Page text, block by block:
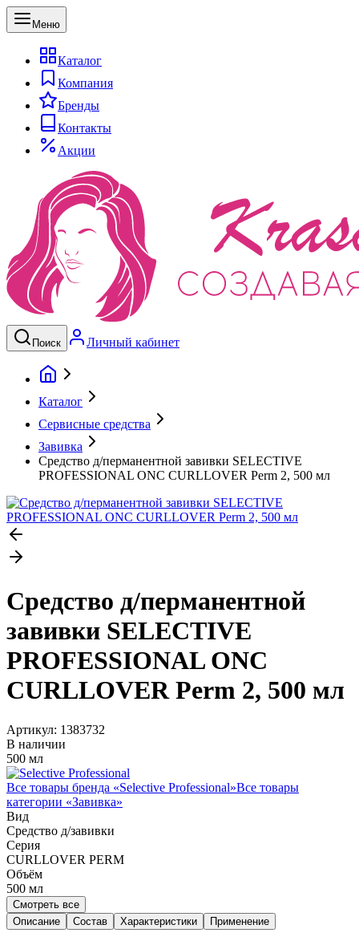
Меню
Каталог
Компания
Бренды
Контакты
Акции
Поиск Личный кабинет
Каталог
Сервисные средства
Завивка
Средство д/перманентной завивки SELECTIVE
PROFESSIONAL ONC CURLLOVER Perm 2, 500 мл
Средство д/перманентной
завивки SELECTIVE
PROFESSIONAL ONC
CURLLOVER Perm 2, 500 мл
Артикул: 1383732
В наличии
500 мл
Все товары бренда «Selective Professional»Все товары
категории «Завивка»
Вид
Средство д/завивки
Серия
CURLLOVER PERM
Объём
500 мл
Смотреть все
Описание
Состав Характеристики Применение